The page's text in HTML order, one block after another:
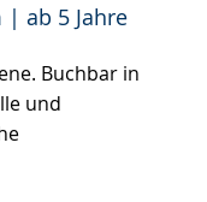
ab 5 Jahre
Buchbar in
und